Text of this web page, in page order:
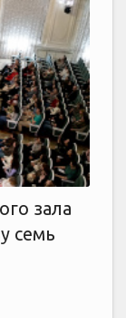
зала
семь